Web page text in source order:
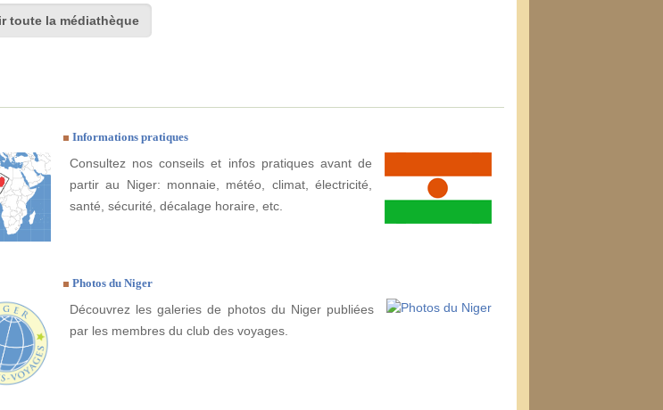
toute la médiathèque
Informations pratiques
Consultez nos conseils et infos pratiques avant de
partir au Niger: monnaie, météo, climat, électricité,
santé, sécurité, décalage horaire, etc.
Photos du Niger
Découvrez les galeries de photos du Niger publiées
par les membres du club des voyages.